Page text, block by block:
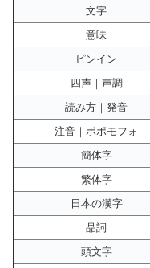
文字
意味
ピンイン
四声｜声調
読み方｜発音
注音｜ボポモフォ
簡体字
繁体字
日本の漢字
品詞
頭文字